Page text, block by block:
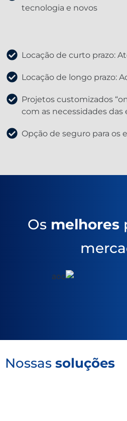
tecnologia e novos
Locação de curto prazo:
Locação de longo prazo:
Projetos customizados
com as necessidades das
Opção de seguro para os
Os melhores
Nossas soluções